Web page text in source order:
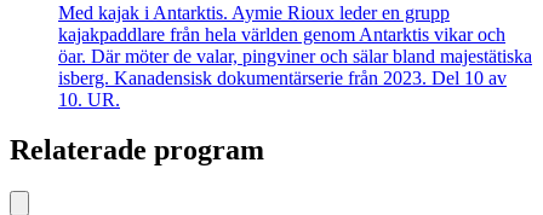
Med kajak i Antarktis. Aymie Rioux leder en grupp
kajakpaddlare från hela världen genom Antarktis vikar och
öar. Där möter de valar, pingviner och sälar bland majestätiska
isberg. Kanadensisk dokumentärserie från 2023. Del 10 av
10. UR.
Relaterade program